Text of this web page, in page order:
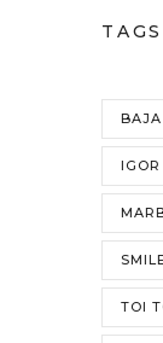
TAGS
BAJA
IGOR
TOI